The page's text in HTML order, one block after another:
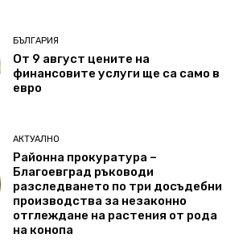
БЪЛГАРИЯ
От 9 август цените на
финансовите услуги ще са само в
евро
АКТУАЛНО
Районна прокуратура –
Благоевград ръководи
разследването по три досъдебни
производства за незаконно
отглеждане на растения от рода
на конопа